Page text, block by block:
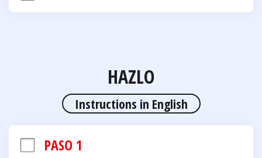
HAZLO
Instructions in English
PASO 1